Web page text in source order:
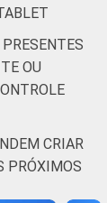
19
17
OU
CRIAR
PRÓXIMOS